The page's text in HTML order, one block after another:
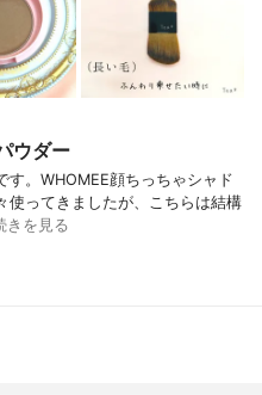
ウダー
。WHOMEE顔ちっちゃシャド
使ってきましたが、こちらは結構
きを見る